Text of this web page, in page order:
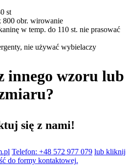
st
800 obr. wirowanie
w temp. do 110 st. nie prasować
nie używać wybielaczy
innego wzoru lub
się z nami!
Telefon: +48 572 977 079 lub kliknij
do formy kontaktowej.